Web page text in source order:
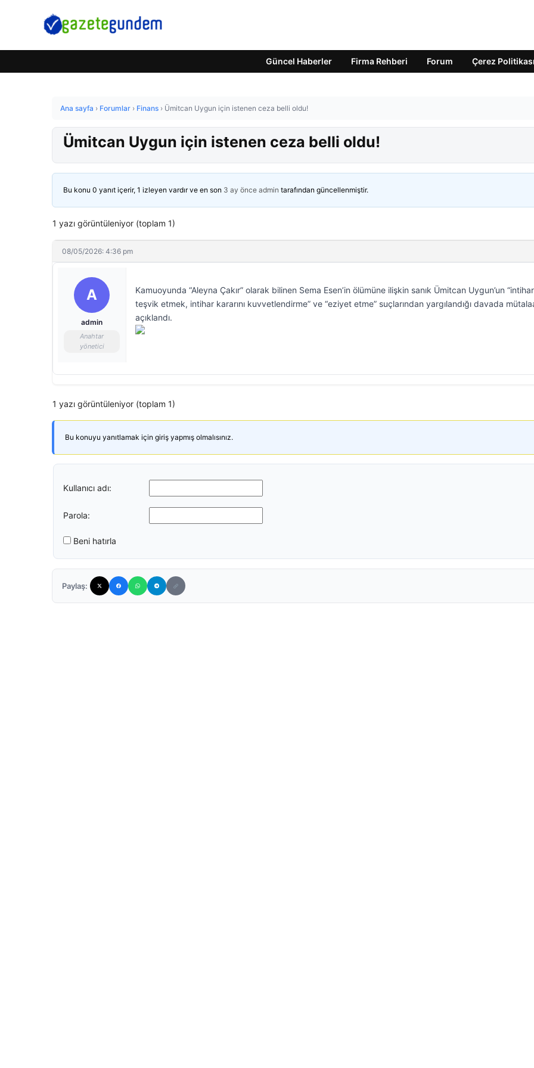
Güncel Haberler Firma Rehberi Forum Çerez Politikası
Ana sayfa › Forumlar › Finans › Ümitcan Uygun için istenen ceza belli oldu!
Ümitcan Uygun için istenen ceza belli oldu!
Bu konu 0 yanıt içerir, 1 izleyen vardır ve en son 3 ay önce admin tarafından güncellenmiştir.
1 yazı görüntüleniyor (toplam 1)
08/05/2026: 4:36 pm
A
admin
Anahtar
yönetici
Kamuoyunda “Aleyna Çakır” olarak bilinen Sema Esen’in ölümüne ilişkin sanık Ümitcan Uygun’un
teşvik etmek, intihar kararını kuvvetlendirme” ve “eziyet etme” suçlarından yargılandığı davada
açıklandı.
1 yazı görüntüleniyor (toplam 1)
Bu konuyu yanıtlamak için giriş yapmış olmalısınız.
Kullanıcı adı:
Parola:
Beni hatırla
Paylaş: